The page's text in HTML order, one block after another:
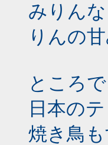
みりん
りんの
ところ
日本の
焼き鳥